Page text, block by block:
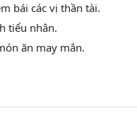
bái các vị thần tài.
tiểu nhân.
ăn may mắn.